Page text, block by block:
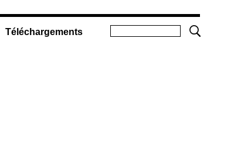
Téléchargements